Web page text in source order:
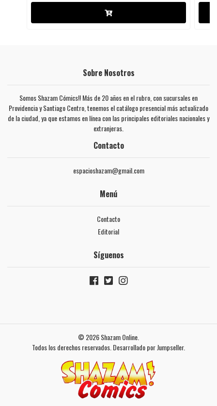
Sobre Nosotros
Somos Shazam Cómics!! Más de 20 años en el rubro, con sucursales en
Providencia y Santiago Centro, tenemos el catálogo presencial más actualizado
de la ciudad, ya que estamos en línea con las principales editoriales nacionales y
extranjeras.
Contacto
espacioshazam@gmail.com
Menú
Contacto
Editorial
Síguenos
© 2026 Shazam Online.
Todos los derechos reservados.Desarrollado por Jumpseller.